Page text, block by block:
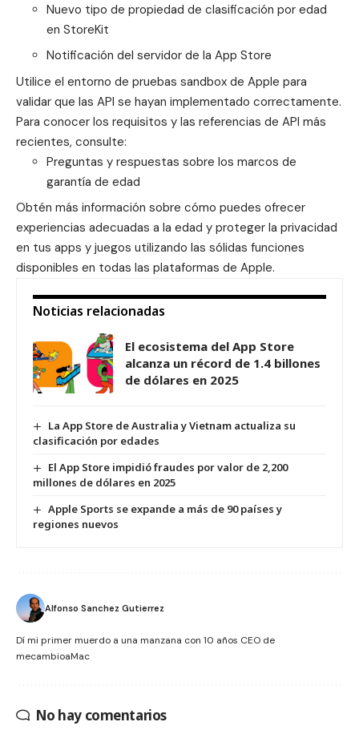
Nuevo tipo de propiedad de clasificación por edad
en StoreKit
Notificación del servidor de la App Store
Utilice el entorno de pruebas sandbox de Apple para
validar que las API se hayan implementado correctamente.
Para conocer los requisitos y las referencias de API más
recientes, consulte:
Preguntas y respuestas sobre los marcos de
garantía de edad
Obtén más información sobre cómo puedes ofrecer
experiencias adecuadas a la edad y proteger la privacidad
en tus apps y juegos utilizando las sólidas funciones
disponibles en todas las plataformas de Apple.
Noticias relacionadas
El ecosistema del App Store
alcanza un récord de 1.4 billones
de dólares en 2025
La App Store de Australia y Vietnam actualiza su
clasificación por edades
El App Store impidió fraudes por valor de 2,200
millones de dólares en 2025
Apple Sports se expande a más de 90 países y
regiones nuevos
Alfonso Sanchez Gutierrez
Dí mi primer muerdo a una manzana con 10 años CEO de
mecambioaMac
No hay comentarios